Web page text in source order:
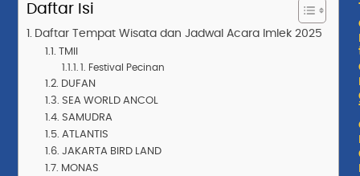
Daftar Isi
Daftar Tempat Wisata dan Jadwal Acara Imlek 2025
TMII
1. Festival Pecinan
DUFAN
SEA WORLD ANCOL
SAMUDRA
ATLANTIS
JAKARTA BIRD LAND
MONAS